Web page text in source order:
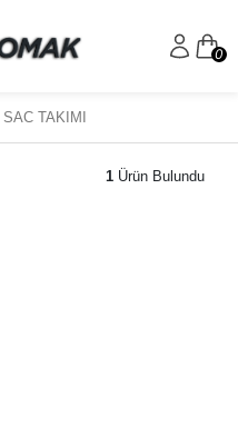
0
SAC TAKIMI
1 Ürün Bulundu